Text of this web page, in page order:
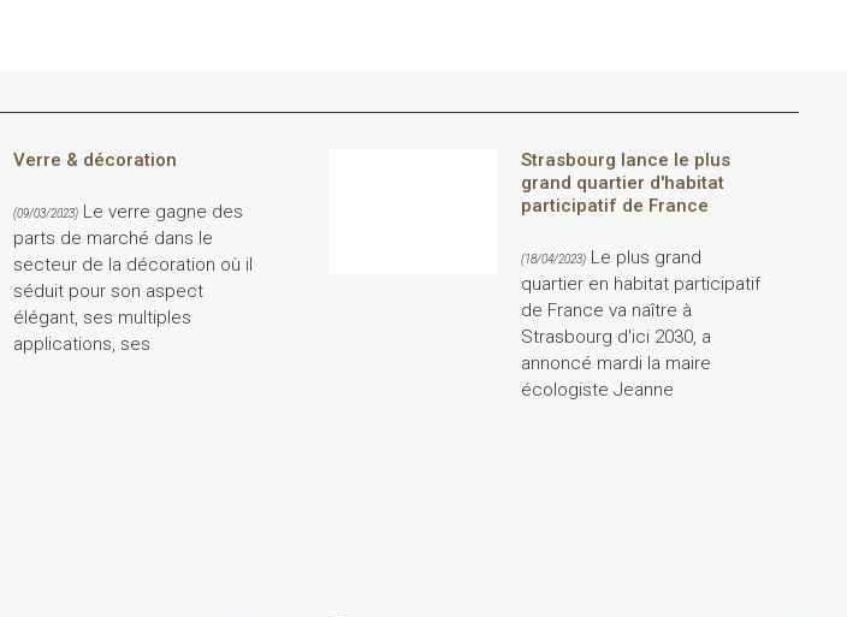
Verre & décoration
(09/03/2023) Le verre gagne des
parts de marché dans le
secteur de la décoration où il
séduit pour son aspect
élégant, ses multiples
applications, ses
Strasbourg lance le plus
grand quartier d'habitat
participatif de France
(18/04/2023)Le plus grand
quartier en habitat participatif
de France va naître à
Strasbourg d'ici 2030, a
annoncé mardi la maire
écologiste Jeanne